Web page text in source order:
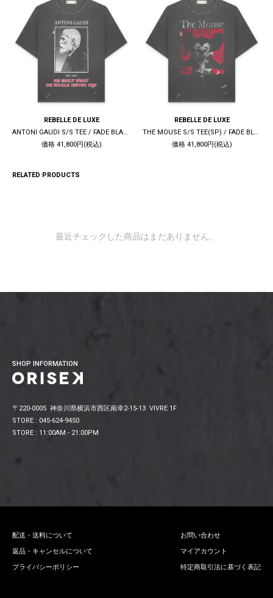
REBELLE DE LUXE
ANTONI GAUDI S/S TEE / FADE BLACK
価格 41,800円(税込)
REBELLE DE LUXE
THE MOUSE S/S TEE(SP) / FADE BLACK
価格 41,800円(税込)
RELATED PRODUCTS
最近チェックした商品はまだありません。
SHOP INFORMATION
〒220-0005 神奈川県横浜市西区南幸2-15-13 VIVRE 1F
STORE : 045-624-9450
STORE : 11:00AM - 21:00PM
配送・送料について
返品・キャンセルについて
プライバシーポリシー
お問い合わせ
マイアカウント
特定商取引法に基づく表記